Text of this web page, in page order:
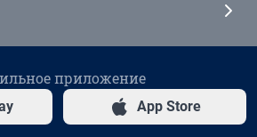
приложение
App Store